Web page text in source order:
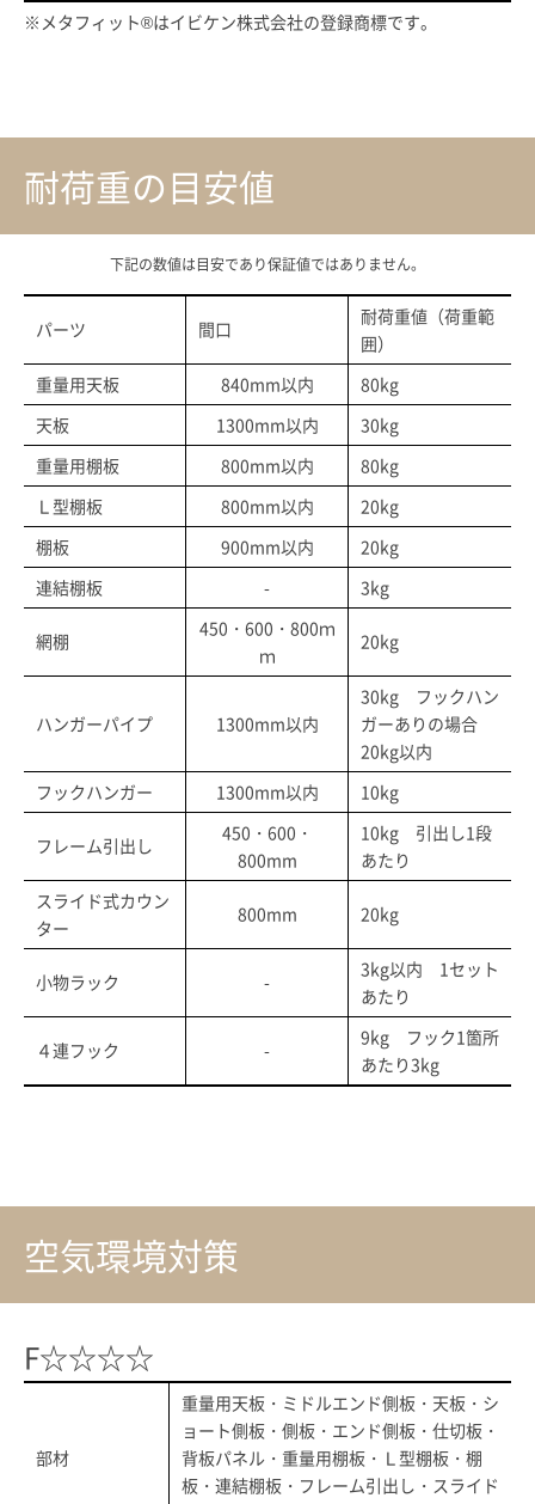
※メタフィット®はイビケン株式会社の登録商標です。
耐荷重の目安値
下記の数値は目安であり保証値ではありません。
パーツ 間口
耐荷重値（荷重範
囲）
重量用天板
840mm以内
80kg
天板
1300mm以内
30kg
重量用棚板
800mm以内
80kg
Ｌ型棚板
800mm以内
20kg
棚板
900mm以内
20kg
連結棚板
- 3kg
網棚
450・600・800ｍ
ｍ
20kg
ハンガーパイプ 1300mm以内
30kg フックハン
ガーありの場合
20kg以内
フックハンガー
1300mm以内 10kg
フレーム引出し
450・600・
800mm
10kg 引出し1段
あたり
スライド式カウン
ター
800mm 20kg
小物ラック -
3kg以内 1セット
あたり
４連フック -
9kg フック1箇所
あたり3kg
空気環境対策
F☆☆☆☆
部材
重量用天板・ミドルエンド側板・天板・シ
ョート側板・側板・エンド側板・仕切板・
背板パネル・重量用棚板・Ｌ型棚板・棚
板・連結棚板・フレーム引出し・スライド